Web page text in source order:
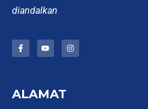
diandalkan
F
a
o
o
Y
o
b
e
I
n
ALAMAT